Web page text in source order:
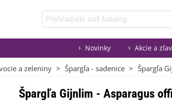
Novinky Akcie a
a zeleniny > Špargľa - sadenice > Špargľa
Špargľa Gijnlim - Asparagus